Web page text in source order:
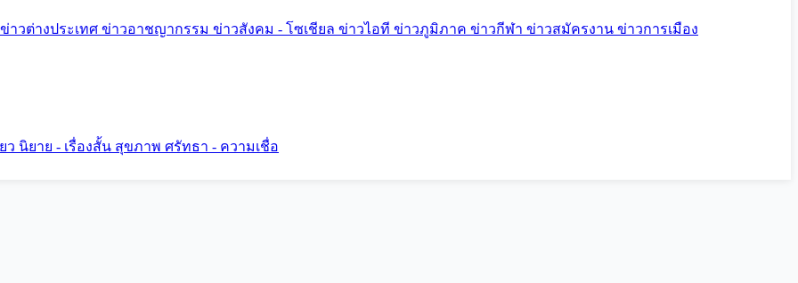
ข่าวต่างประเทศ ข่าวอาชญากรรม ข่าวสังคม - โซเชียล ข่าวไอที ข่าวภูมิภาค ข่าวกีฬา ข่าวสมัครงาน ข่าวการเมือง
ว นิยาย - เรื่องสั้น สุขภาพ ศรัทธา - ความเชื่อ